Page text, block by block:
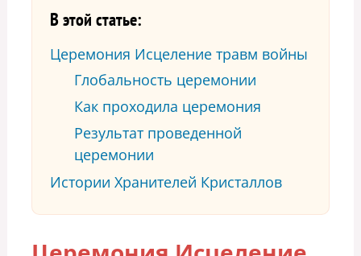
В этой статье:
Церемония Исцеление травм войны
Глобальность церемонии
Как проходила церемония
Результат проведенной
церемонии
Истории Хранителей Кристаллов